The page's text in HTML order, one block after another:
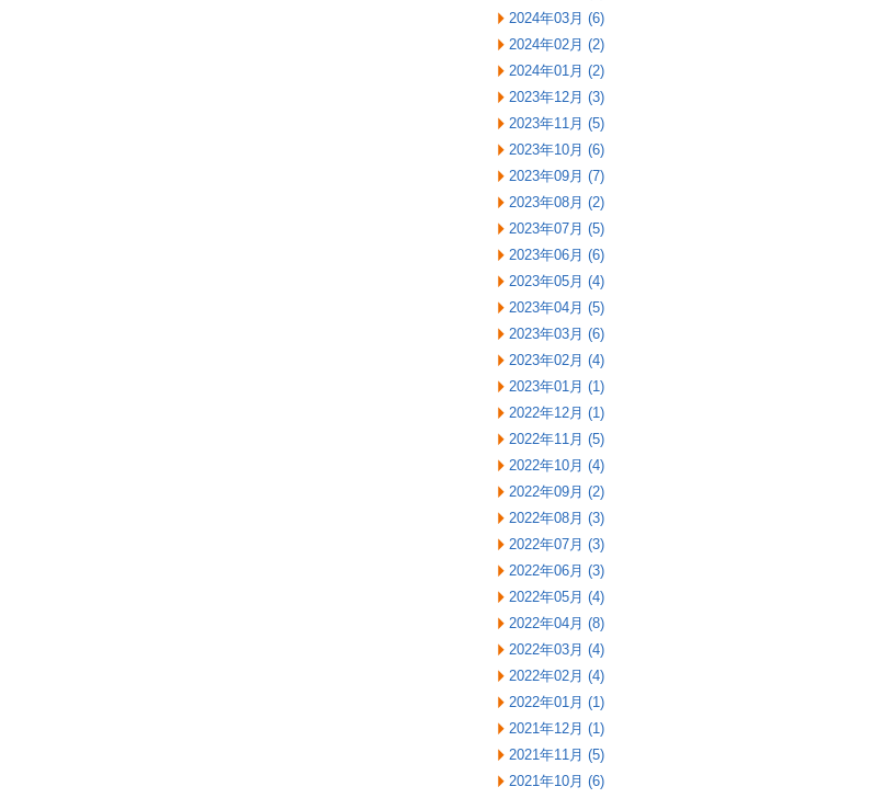
2024年03月 (6)
2024年02月 (2)
2024年01月 (2)
2023年12月 (3)
2023年11月 (5)
2023年10月 (6)
2023年09月 (7)
2023年08月 (2)
2023年07月 (5)
2023年06月 (6)
2023年05月 (4)
2023年04月 (5)
2023年03月 (6)
2023年02月 (4)
2023年01月 (1)
2022年12月 (1)
2022年11月 (5)
2022年10月 (4)
2022年09月 (2)
2022年08月 (3)
2022年07月 (3)
2022年06月 (3)
2022年05月 (4)
2022年04月 (8)
2022年03月 (4)
2022年02月 (4)
2022年01月 (1)
2021年12月 (1)
2021年11月 (5)
2021年10月 (6)